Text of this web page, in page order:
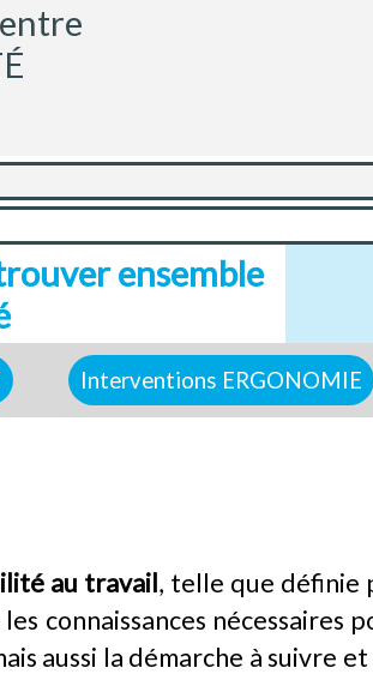
ensemble
Interventions ERGONOMIE
au travail, telle que définie
connaissances nécessaires
aussi la démarche à suivre et